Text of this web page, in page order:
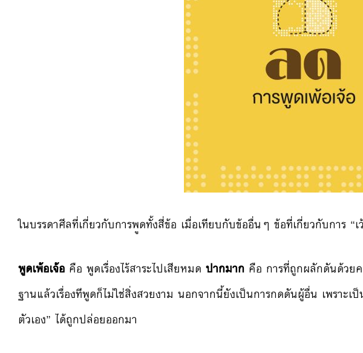
ในบรรดาศีลที่เกี่ยวกับการพดทั้งสี่ข้อ เมื่อเทียบกับข้ออื่นๆ ข้อที่เกี่ยวกับการ “เ
พูดเพ้อเจ้อ คือ พูดเรื่องไร้สาระไปเสียหมด ปากมาก คือ การที่ถูกผลักดันด้วย
ฐานแล้วเรื่องที่พูดก็ไม่ใช่สิ่งสวยงาม นอกจากนี้ยังเป็นการกดดันผูอื่น เพราะเ
ตัวเอง” ได้ถูกปล่อยออกมา